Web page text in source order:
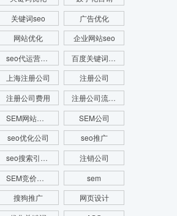
关键词seo
广告优化
网站优化
企业网站seo
seo代运营公司
百度关键词优化
上海注册公司
注册公司
注册公司费用
注册公司流程及费用
SEM网站推广
SEM公司
seo优化公司
seo推广
seo搜索引擎优化
注销公司
SEM竞价推广
sem
搜狗推广
网页设计